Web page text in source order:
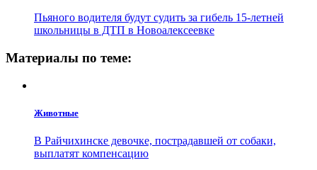
Пьяного водителя будут судить за гибель 15-летней
школьницы в ДТП в Новоалексеевке
Материалы по теме:
Животные
В Райчихинске девочке, пострадавшей от собаки,
выплатят компенсацию